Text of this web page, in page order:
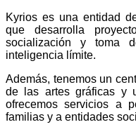
Kyrios es una entidad
que desarrolla
socialización y toma
inteligencia límite.
Además, tenemos un
de las artes gráficas y
ofrecemos servicios a
familias y a entidades